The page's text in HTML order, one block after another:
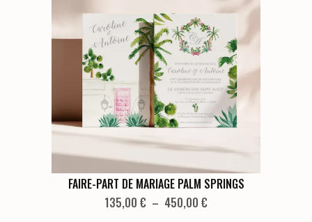
options
peuvent
choisies
la
du
produit
350,00 €
FAIRE-PART DE MARIAGE PALM SPRINGS
135,00 € – 450,00 €Plage